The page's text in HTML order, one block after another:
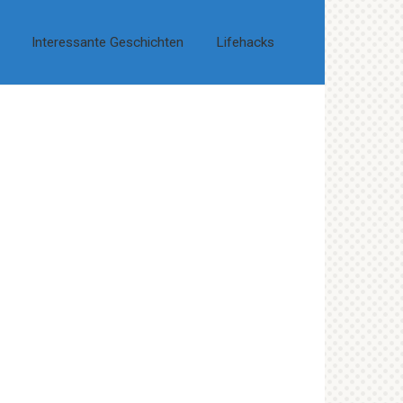
Interessante Geschichten Lifehacks